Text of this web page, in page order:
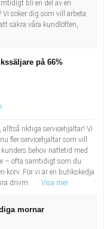
bli en del av en
söker dig som vill arbeta
säkra våra kundlöften,
på 66%
riktiga servicehjältar! Vi
fler servicehjältar som vill
behov nattetid med
– ofta samtidigt som du
korv. För vi är en butikskedja
drivm...
Visa mer
mornar